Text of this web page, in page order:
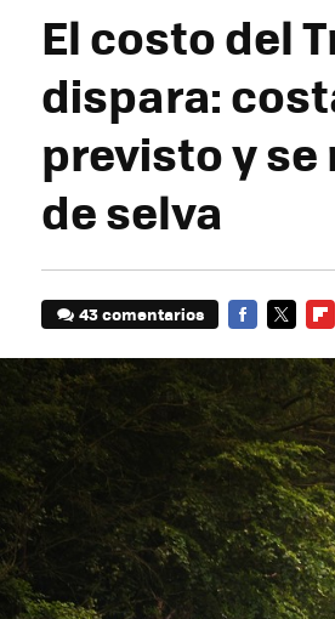
El costo del
dispara:
previsto y
de selva
43 comentarios